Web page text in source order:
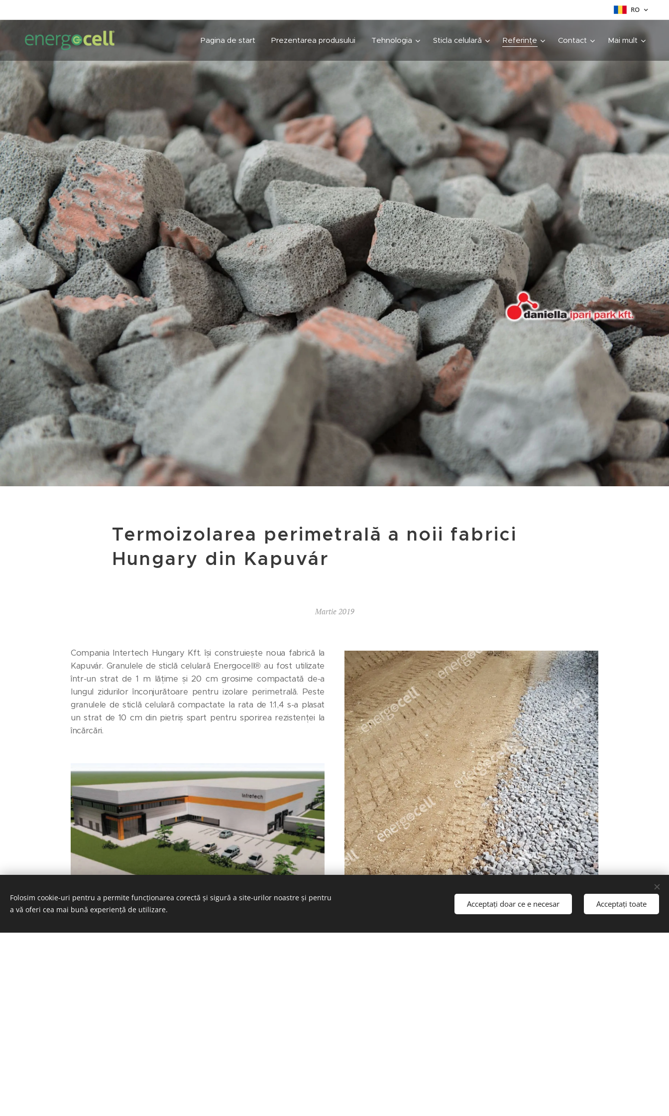
RO
Pagina de start Prezentarea produsului Tehnologia Sticla celulară Referințe Contact Mai mult
Termoizolarea perimetrală a noii fabrici
Hungary din Kapuvár
Martie 2019
Compania Intertech Hungary Kft. își construiește noua fabrică la
Kapuvár. Granulele de sticlă celulară Energocell® au fost utilizate
într-un strat de 1 m lățime și 20 cm grosime compactată de-a
lungul zidurilor înconjurătoare pentru izolare perimetrală. Peste
granulele de sticlă celulară compactate la rata de 1:1,4 s-a plasat
un strat de 10 cm din pietriș spart pentru sporirea rezistenței la
încărcări.
Folosim cookie-uri pentru a permite funcționarea corectă și sigură a site-urilor noastre și pentru
a vă oferi cea mai bună experiență de utilizare.
Acceptați doar ce e necesar Acceptați toate